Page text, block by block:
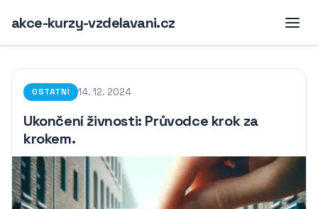
akce-kurzy-vzdelavani.cz
OSTATNÍ 14. 12. 2024
Ukončení živnosti: Průvodce krok za
krokem.